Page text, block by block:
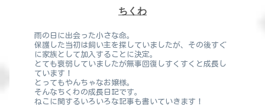
ちくわ
雨の日に出会った小さな命。
保護した当初は飼い主を探していましたが、その後すぐ
に家族として加入することに決定。
とても衰弱していましたが無事回復しすくすくと成長し
ています！
とってもやんちゃなお嬢様。
そんなちくわの成長日記です。
ねこに関するいろいろな記事も書いていきます！